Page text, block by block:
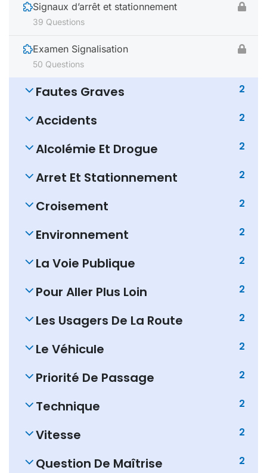
Signaux d’arrêt et stationnement
39 Questions
Examen Signalisation
50 Questions
Fautes Graves 2
Accidents 2
Alcolémie Et Drogue 2
Arret Et Stationnement 2
Croisement 2
Environnement 2
La Voie Publique 2
Pour Aller Plus Loin 2
Les Usagers De La Route 2
Le Véhicule 2
Priorité De Passage 2
Technique 2
Vitesse 2
Question De Maîtrise 2